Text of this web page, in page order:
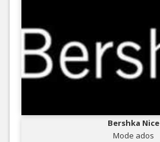
Bershka Nice
Mode ados